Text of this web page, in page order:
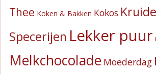
Thee Koken & Bakken Kokos
Specerijen Lekker puur
Melkchocolade Moederdag